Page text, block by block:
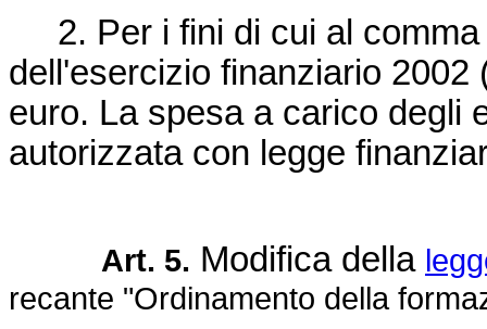
2. Per i fini di cui al comma
dell'esercizio finanziario
euro. La spesa a carico degli
autorizzata con legge
Art. 5. Modifica della
recante "Ordinamento della